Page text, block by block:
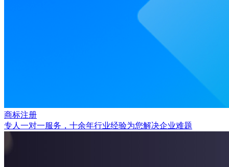
商标注册
专人一对一服务，十余年行业经验为您解决企业难题